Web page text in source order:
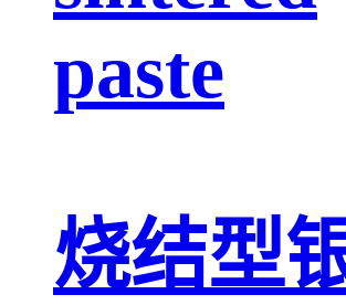
paste
烧结型